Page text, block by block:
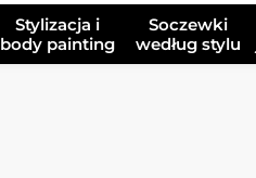
Stylizacja i
body painting
Soczewki
według stylu